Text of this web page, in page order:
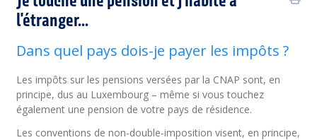
l'étranger...
Dans quel pays dois-je payer les impôts ?
Les impôts sur les pensions versées par la CNAP sont, en
principe, dus au Luxembourg – même si vous touchez
également une pension de votre pays de résidence.
Les conventions de non-double-imposition visent, en principe,